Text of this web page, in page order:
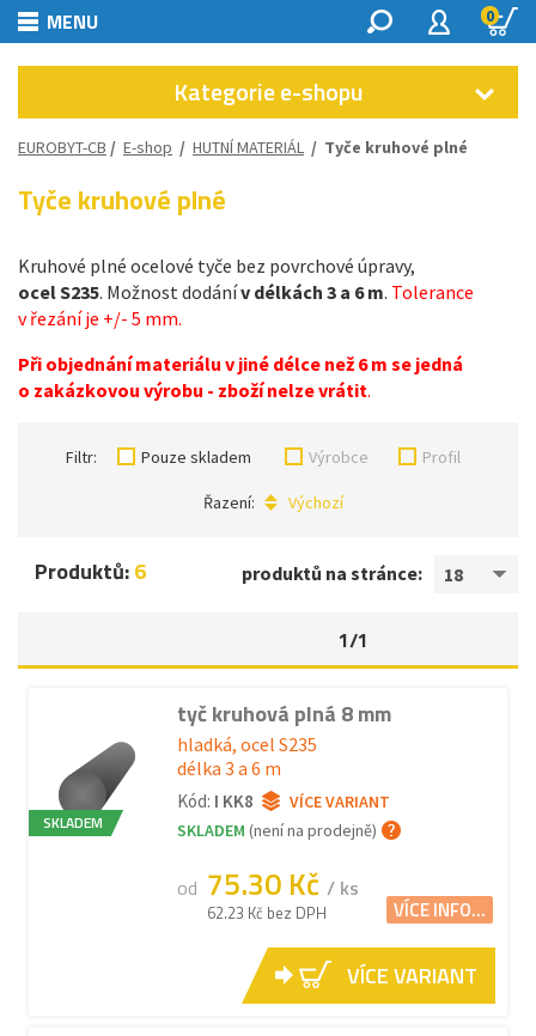
MENU 0
Kategorie e-shopu
EUROBYT-CB / E-shop / HUTNÍ MATERIÁL / Tyče kruhové plné
Tyče kruhové plné
Kruhové plné ocelové tyče bez povrchové úpravy,
ocel S235. Možnost dodánív délkách 3 a 6 m. Tolerance
v řezání je +/- 5 mm.
Při objednání materiálu v jiné délce než 6 m se jedná
o zakázkovou výrobu - zboží nelze vrátit.
Filtr: Pouze skladem Výrobce Profil
Řazení: Výchozí
produktů na stránce: 18
Produktů:6
1/1
SKLADEM
tyč kruhová plná 8 mm
hladká, ocel S235
délka 3 a 6 m
Kód: I KK8
VÍCE VARIANT
SKLADEM (není na prodejně)
od 75.30 Kč / ks
62.23 Kč bez DPH VÍCE INFO...
VÍCE VARIANT